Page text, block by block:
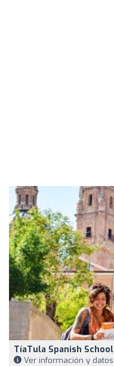
TíaTula Spanish
Ver información y